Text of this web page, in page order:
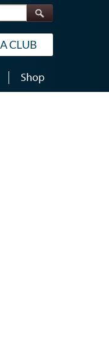
Search
CLUB
Shop